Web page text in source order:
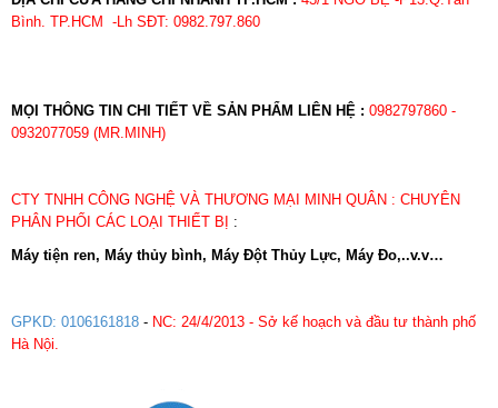
Bình. TP.HCM -Lh SĐT: 0982.797.860
MỌI THÔNG TIN CHI TIẾT VỀ SẢN PHẨM LIÊN HỆ : 0982797860 -
0932077059 (MR.MINH)
CTY TNHH CÔNG NGHỆ VÀ THƯƠNG MẠI MINH QUÂN : CHUYÊN
PHÂN PHỐI CÁC LOẠI THIẾT BỊ
:
Máy tiện ren, Máy thủy bình, Máy Đột Thủy Lực, Máy Đo,..v.v…
GPKD: 0106161818 - NC: 24/4/2013 - Sở kế hoạch và đầu tư thành phố
Hà Nội.